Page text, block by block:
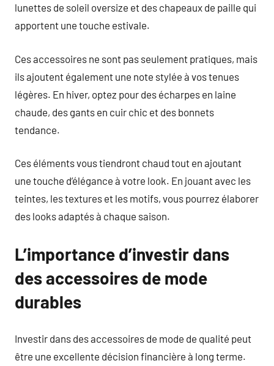
lunettes de soleil oversize et des chapeaux de paille qui
apportent une touche estivale.
Ces accessoires ne sont pas seulement pratiques, mais
ils ajoutent également une note stylée à vos tenues
légères. En hiver, optez pour des écharpes en laine
chaude, des gants en cuir chic et des bonnets
tendance.
Ces éléments vous tiendront chaud tout en ajoutant
une touche d’élégance à votre look. En jouant avec les
teintes, les textures et les motifs, vous pourrez élaborer
des looks adaptés à chaque saison.
L’importance d’investir dans
des accessoires de mode
durables
Investir dans des accessoires de mode de qualité peut
être une excellente décision financière à long terme.